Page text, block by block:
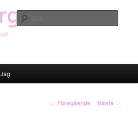
Jag
Inläggsnavigering
← Föregående Nästa →